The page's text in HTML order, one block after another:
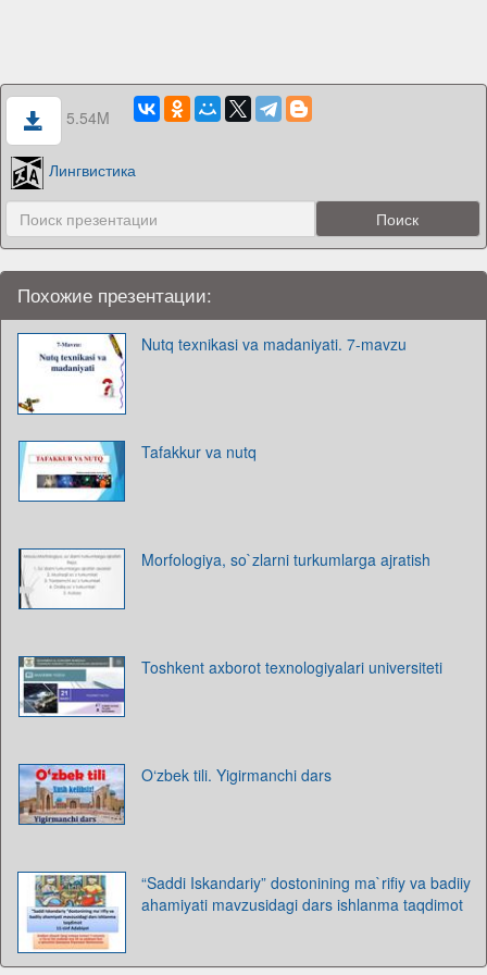
5.54M
Лингвистика
Похожие презентации:
Nutq texnikasi va madaniyati. 7-mavzu
Tafakkur va nutq
Morfologiya, so`zlarni turkumlarga ajratish
Toshkent axborot texnologiyalari universiteti
O‘zbek tili. Yigirmanchi dars
“Saddi Iskandariy” dostonining ma`rifiy va badiiy
ahamiyati mavzusidagi dars ishlanma taqdimot